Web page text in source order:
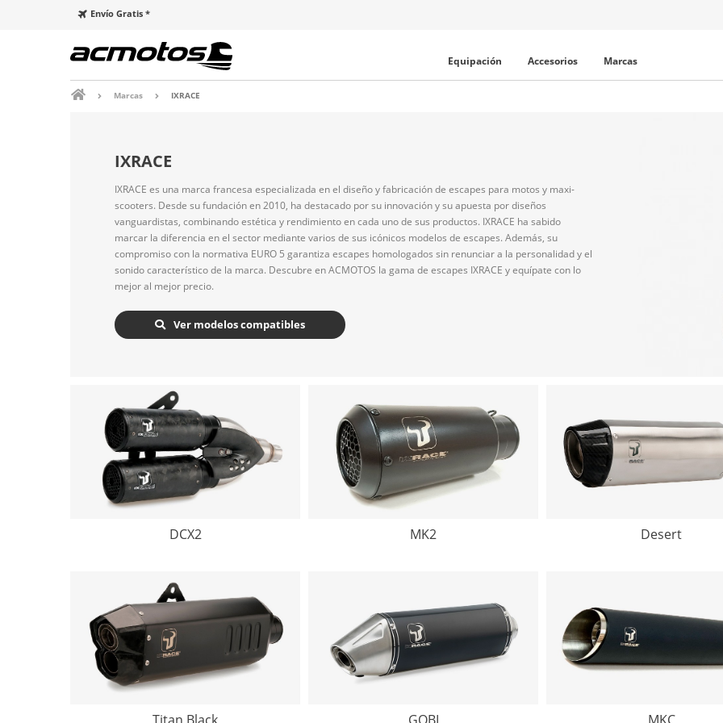
Envío Gratis *
Equipación Accesorios Marcas
Marcas IXRACE
IXRACE
IXRACE es una marca francesa especializada en el diseño y fabricación de escapes para motos y maxi-
scooters. Desde su fundación en 2010, ha destacado por su innovación y su apuesta por diseños
vanguardistas, combinando estética y rendimiento en cada uno de sus productos. IXRACE ha sabido
marcar la diferencia en el sector mediante varios de sus icónicos modelos de escapes. Además, su
compromiso con la normativa EURO 5 garantiza escapes homologados sin renunciar a la personalidad y el
sonido característico de la marca. Descubre en ACMOTOS la gama de escapes IXRACE y equípate con lo
mejor al mejor precio.
Ver modelos compatibles
DCX2 MK2 Desert